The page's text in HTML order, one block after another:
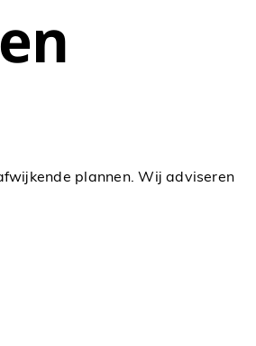
plannen. Wij adviseren